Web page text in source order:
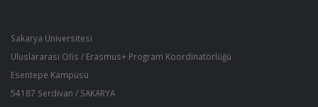
Sakarya Üniversitesi
Uluslararası Ofis / Erasmus+ Program Koordinatörlüğü
Esentepe Kampüsü
54187 Serdivan / SAKARYA